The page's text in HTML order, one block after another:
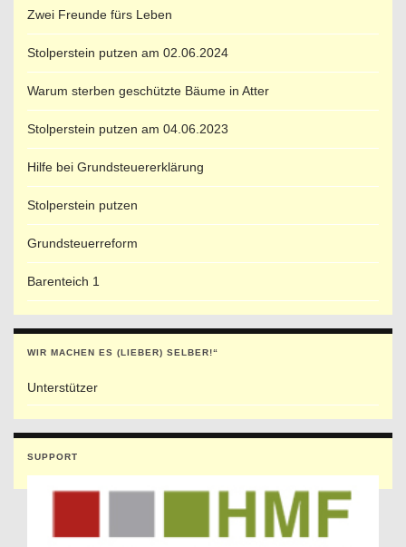
Zwei Freunde fürs Leben
Stolperstein putzen am 02.06.2024
Warum sterben geschützte Bäume in Atter
Stolperstein putzen am 04.06.2023
Hilfe bei Grundsteuererklärung
Stolperstein putzen
Grundsteuerreform
Barenteich 1
WIR MACHEN ES (LIEBER) SELBER!“
Unterstützer
SUPPORT